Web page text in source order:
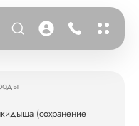
(cохранение